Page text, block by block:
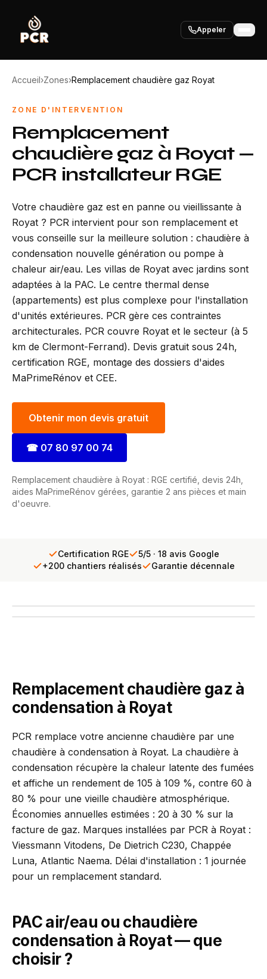
Appeler
Accueil›Zones›Remplacement chaudière gaz Royat
ZONE D'INTERVENTION
Remplacement
chaudière gaz à Royat —
PCR installateur RGE
Votre chaudière gaz est en panne ou vieillissante à
Royat ? PCR intervient pour son remplacement et
vous conseille sur la meilleure solution : chaudière à
condensation nouvelle génération ou pompe à
chaleur air/eau. Les villas de Royat avec jardins sont
adaptées à la PAC. Le centre thermal dense
(appartements) est plus complexe pour l'installation
d'unités extérieures. PCR gère ces contraintes
architecturales. PCR couvre Royat et le secteur (à 5
km de Clermont-Ferrand). Devis gratuit sous 24h,
certification RGE, montage des dossiers d'aides
MaPrimeRénov et CEE.
Obtenir mon devis gratuit
☎ 07 80 97 00 74
Remplacement chaudière à Royat : RGE certifié, devis 24h,
aides MaPrimeRénov gérées, garantie 2 ans pièces et main
d'oeuvre.
Certification RGE
5/5 · 18 avis Google
+200 chantiers réalisés
Garantie décennale
Remplacement chaudière gaz à
condensation à Royat
PCR remplace votre ancienne chaudière par une
chaudière à condensation à Royat. La chaudière à
condensation récupère la chaleur latente des fumées
et affiche un rendement de 105 à 109 %, contre 60 à
80 % pour une vieille chaudière atmosphérique.
Économies annuelles estimées : 20 à 30 % sur la
facture de gaz. Marques installées par PCR à Royat :
Viessmann Vitodens, De Dietrich C230, Chappée
Luna, Atlantic Naema. Délai d'installation : 1 journée
pour un remplacement standard.
PAC air/eau ou chaudière
condensation à Royat — que
choisir ?